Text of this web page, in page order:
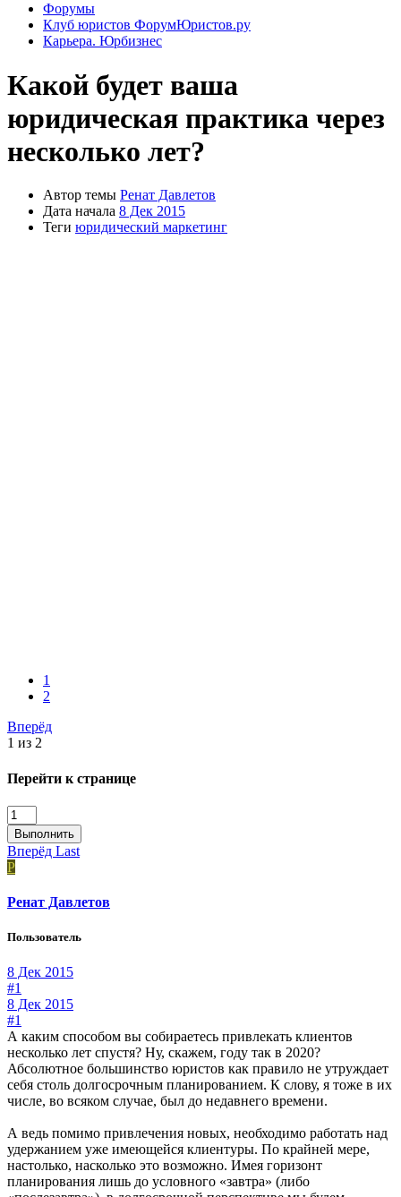
Форумы
Клуб юристов ФорумЮристов.ру
Карьера. Юрбизнес
Какой будет ваша
юридическая практика через
несколько лет?
Автор темы Ренат Давлетов
Дата начала 8 Дек 2015
Теги юридический маркетинг
1
2
Вперёд
1 из 2
Перейти к странице
Выполнить
Вперёд Last
Р
Ренат Давлетов
Пользователь
8 Дек 2015
#1
8 Дек 2015
#1
А каким способом вы собираетесь привлекать клиентов
несколько лет спустя? Ну, скажем, году так в 2020?
Абсолютное большинство юристов как правило не утруждает
себя столь долгосрочным планированием. К слову, я тоже в их
числе, во всяком случае, был до недавнего времени.
А ведь помимо привлечения новых, необходимо работать над
удержанием уже имеющейся клиентуры. По крайней мере,
настолько, насколько это возможно. Имея горизонт
планирования лишь до условного «завтра» (либо